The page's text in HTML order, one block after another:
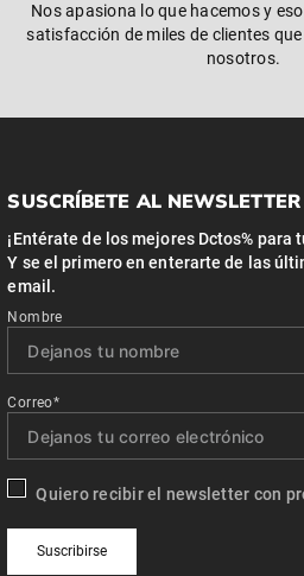
Nos apasiona lo que hacemos y
satisfacción de miles de clientes
nosotros.
SUSCRÍBETE AL NEWSLETTER
¡Entérate de los mejores Dctos% para
Y se el primero en enterarte de las
email.
Nombre
Correo*
Quiero recibir el newsletter con
Suscribirse